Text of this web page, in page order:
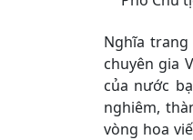
Nghĩa
chuyên gia
của nước
nghiêm,
vòng hoa